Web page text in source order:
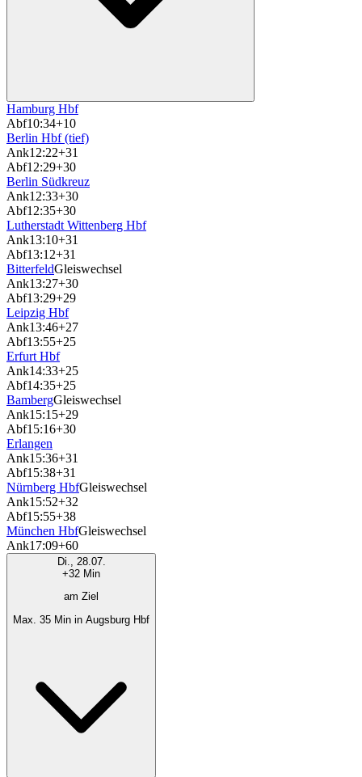
Hamburg Hbf
Abf10:34+10
Berlin Hbf (tief)
Ank12:22+31
Abf12:29+30
Berlin Südkreuz
Ank12:33+30
Abf12:35+30
Lutherstadt Wittenberg Hbf
Ank13:10+31
Abf13:12+31
BitterfeldGleiswechsel
Ank13:27+30
Abf13:29+29
Leipzig Hbf
Ank13:46+27
Abf13:55+25
Erfurt Hbf
Ank14:33+25
Abf14:35+25
BambergGleiswechsel
Ank15:15+29
Abf15:16+30
Erlangen
Ank15:36+31
Abf15:38+31
Nürnberg HbfGleiswechsel
Ank15:52+32
Abf15:55+38
München HbfGleiswechsel
Ank17:09+60
Di., 28.07.
+32 Min
am Ziel
Max. 35 Min in Augsburg Hbf